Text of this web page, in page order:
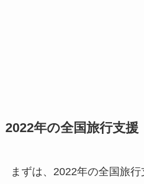
2022年の全国旅行支援
まずは、2022年の全国旅